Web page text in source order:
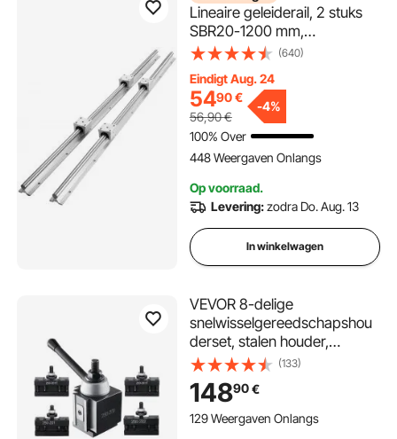
Lineaire geleiderail, 2 stuks
SBR20-1200 mm,
koolstofstalen aluminium
SBR20UU glijblokken, lineair
lagerblok, CNC-onderdelen
voor 3D-printers,
frezen/draaien
(640)
Eindigt Aug. 24
5490€
56,90€
-4%
100% Over
448 Weergaven Onlangs
Op voorraad.
Levering:zodra Do. Aug. 13
In winkelwagen
VEVOR 8-delige
snelwisselgereedschapshou
derset, stalen houder,
zuigertype, voor
minidraaibanken en
metaaldraaibanken met een
draaidiameter van 254-381
(133)
14890€
129 Weergaven Onlangs